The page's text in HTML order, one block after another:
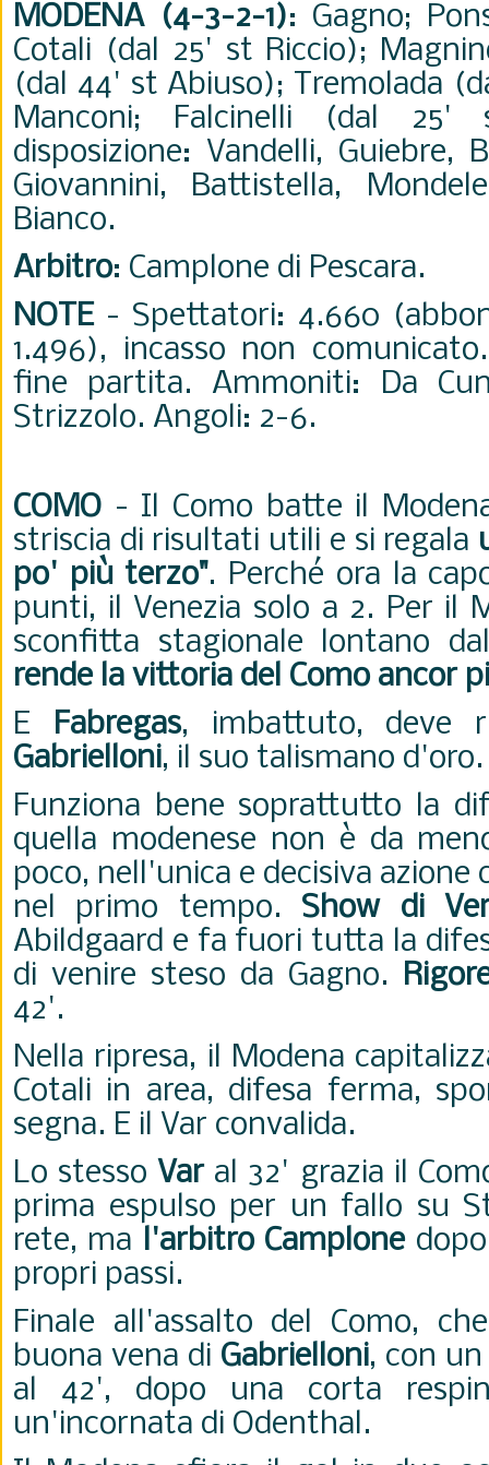
MODENA (4-3-2-1): Gagno;
Cotali (dal 25' st Riccio);
(dal 44' st Abiuso); Tremolada
Manconi; Falcinelli (dal
disposizione: Vandelli, Guiebre,
Giovannini, Battistella,
Bianco.
Arbitro: Camplone di Pescara.
NOTE- Spettatori: 4.660
1.496), incasso non
fine partita. Ammoniti: Da
Strizzolo. Angoli: 2-6.
COMO - Il Como batte il
striscia di risultati utili e si regala
po' più terzo". Perché ora la
punti, il Venezia solo a 2. Per il
sconfitta stagionale lontano
rende la vittoria del Como ancor
E Fabregas, imbattuto, deve
Gabrielloni, il suo talismano d'oro.
Funziona bene soprattutto la
quella modenese non è da
poco, nell'unica e decisiva
nel primo tempo. Show di
Abildgaard e fa fuori tutta la
di venire steso da Gagno.
42'.
Nella ripresa, il Modena
Cotali in area, difesa ferma,
segna. E il Var convalida.
Lo stesso Varal 32' grazia il
prima espulso per un fallo su
rete, ma l'arbitro Camplonedopo
propri passi.
Finale all'assalto del Como,
buona vena di Gabrielloni, con
al 42', dopo una corta
un'incornata di Odenthal.